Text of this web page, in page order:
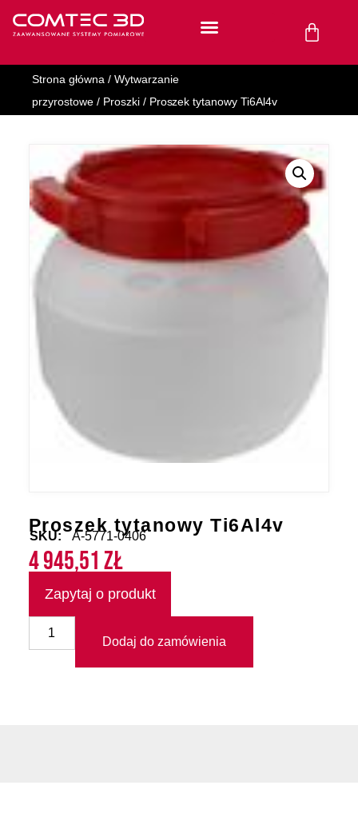
Strona główna/ Wytwarzanie
przyrostowe/ Proszki/ Proszek tytanowy Ti6Al4v
Proszek tytanowy Ti6Al4v
SKU: A-5771-0406
4 945,51 zł
Zapytaj o produkt
Dodaj do zamówienia